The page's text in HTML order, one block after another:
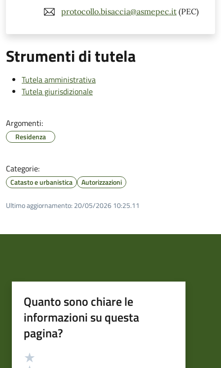
protocollo.bisaccia@asmepec.it (PEC)
Strumenti di tutela
Tutela amministrativa
Tutela giurisdizionale
Argomenti:
Residenza
Categorie:
Catasto e urbanistica Autorizzazioni
Ultimo aggiornamento: 20/05/2026 10:25.11
Quanto sono chiare le
informazioni su questa
pagina?
Valutazione